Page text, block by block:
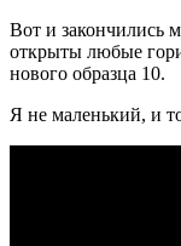
Вот и закончились
открыты любые
нового образца 10.
Я не маленький, и